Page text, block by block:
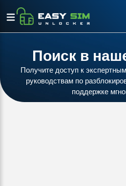
Поиск в
Получите доступ к
руководствам по
поддержке